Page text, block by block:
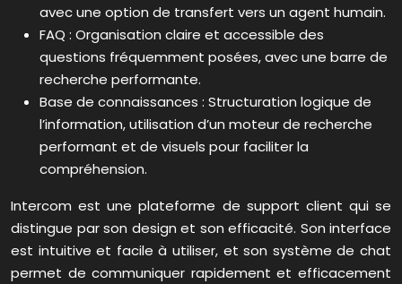
avec une option de transfert vers un agent humain.
FAQ : Organisation claire et accessible des
questions fréquemment posées, avec une barre de
recherche performante.
Base de connaissances : Structuration logique de
l’information, utilisation d’un moteur de recherche
performant et de visuels pour faciliter la
compréhension.
Intercom est une plateforme de support client qui se
distingue par son design et son efficacité. Son interface
est intuitive et facile à utiliser, et son système de chat
permet de communiquer rapidement et efficacement